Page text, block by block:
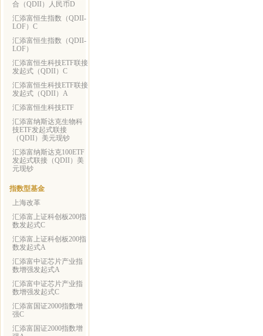
合（QDII）人民币D
汇添富恒生指数（QDII-
LOF）C
汇添富恒生指数（QDII-
LOF）
汇添富恒生科技ETF联接
发起式（QDII）C
汇添富恒生科技ETF联接
发起式（QDII）A
汇添富恒生科技ETF
汇添富纳斯达克生物科
技ETF发起式联接
（QDII）美元现钞
汇添富纳斯达克100ETF
发起式联接（QDII）美
元现钞
指数型基金
上海改革
汇添富上证科创板200指
数发起式C
汇添富上证科创板200指
数发起式A
汇添富中证芯片产业指
数增强发起式A
汇添富中证芯片产业指
数增强发起式C
汇添富国证2000指数增
强C
汇添富国证2000指数增